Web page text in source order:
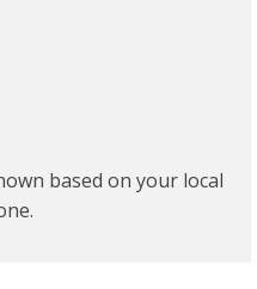
based on your local